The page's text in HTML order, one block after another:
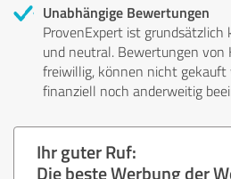
Unabhängige Bewertungen
ProvenExpert ist grundsätzlich
und neutral. Bewertungen von
freiwillig, können nicht gekauft
finanziell noch anderweitig
Ihr guter Ruf:
Die beste Werbung der